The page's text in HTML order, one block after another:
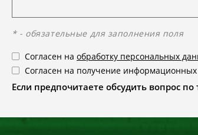
* - обязательные для заполнения поля
Согласен на обработку персональных
Согласен на получение
Если предпочитаете обсудить вопрос